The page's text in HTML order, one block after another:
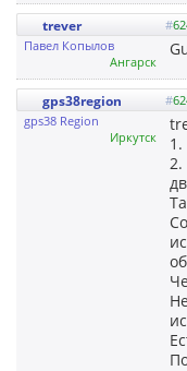
trever #
Павел Копылов
Ангарск
gps38region #
gps38 Region
Иркутск